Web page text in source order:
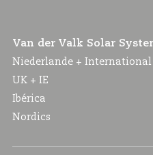
Van der Valk Solar
Niederlande + International
UK + IE
Ibérica
Nordics